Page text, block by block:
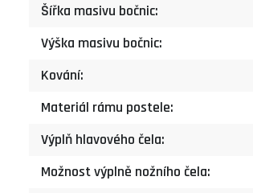
Šířka masivu bočnic:
Výška masivu bočnic:
Kování:
Materiál rámu postele:
Výplň hlavového čela:
Možnost výplně nožního čela: